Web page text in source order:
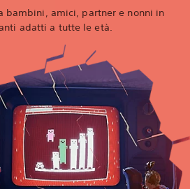
bambini, amici, partner e nonni in
adatti a tutte le età.